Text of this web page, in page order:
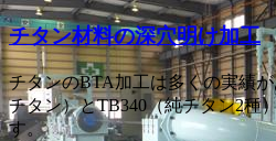
チタン材料の深穴明け加工
チタンのBTA加工は多くの実績
チタン）とTB340（純チタン2種
す。